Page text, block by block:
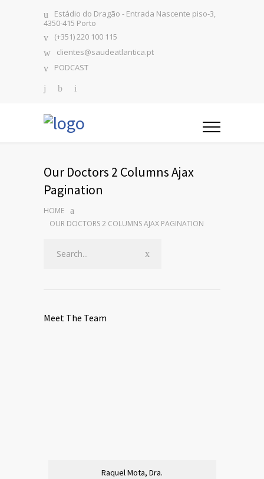
Estádio do Dragão - Entrada Nascente piso-3,
4350-415 Porto
(+351) 220 100 115
clientes@saudeatlantica.pt
PODCAST
Our Doctors 2 Columns Ajax
Pagination
HOME
OUR DOCTORS 2 COLUMNS AJAX PAGINATION
Meet The Team
Raquel Mota, Dra.